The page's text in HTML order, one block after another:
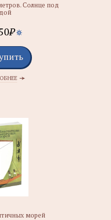
Солнце под
₽
морей